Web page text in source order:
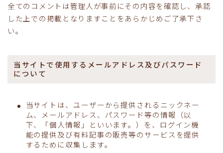
全てのコメントは管理人が事前にその内容を確認し、承認
した上での掲載となりますことをあらかじめご了承下さ
い。
当サイトで使用するメールアドレス及びパスワード
について
当サイトは、ユーザーから提供されるニックネー
ム、メールアドレス、パスワード等の情報（以
下、「個人情報」といいます。）を、ログイン機
能の提供及び有料記事の販売等のサービスを提供
するために収集します。